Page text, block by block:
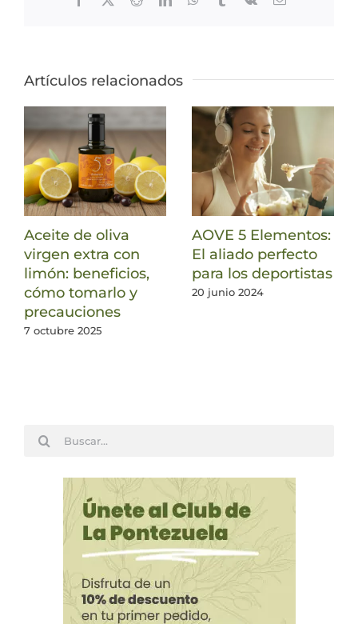
Artículos relacionados
Aceite de oliva
virgen extra con
limón: beneficios,
cómo tomarlo y
precauciones
7 octubre 2025
AOVE 5 Elementos:
El aliado perfecto
para los deportistas
20 junio 2024
Buscar: